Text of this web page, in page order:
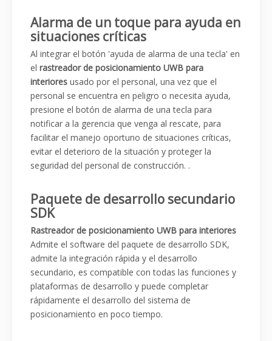
Alarma de un toque para ayuda en
situaciones críticas
Al integrar el botón 'ayuda de alarma de una tecla' en
el rastreador de posicionamiento UWB para
interiores usado por el personal, una vez que el
personal se encuentra en peligro o necesita ayuda,
presione el botón de alarma de una tecla para
notificar a la gerencia que venga al rescate, para
facilitar el manejo oportuno de situaciones críticas,
evitar el deterioro de la situación y proteger la
seguridad del personal de construcción. .
Paquete de desarrollo secundario
SDK
Rastreador de posicionamiento UWB para interiores
Admite el software del paquete de desarrollo SDK,
admite la integración rápida y el desarrollo
secundario, es compatible con todas las funciones y
plataformas de desarrollo y puede completar
rápidamente el desarrollo del sistema de
posicionamiento en poco tiempo.